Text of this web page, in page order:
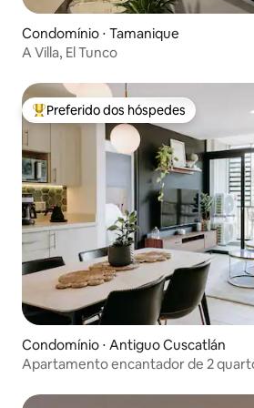
Condomínio ⋅ Tamanique
A Villa, El Tunco
Entre os melhores preferidos dos
Preferido dos hóspedes
Condomínio ⋅ Antiguo Cuscatlán
Apartamento encantador de 2